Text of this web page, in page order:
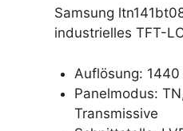
Samsung
industrielles TFT-
Auflösung:
Panelmodus:
Transmissive